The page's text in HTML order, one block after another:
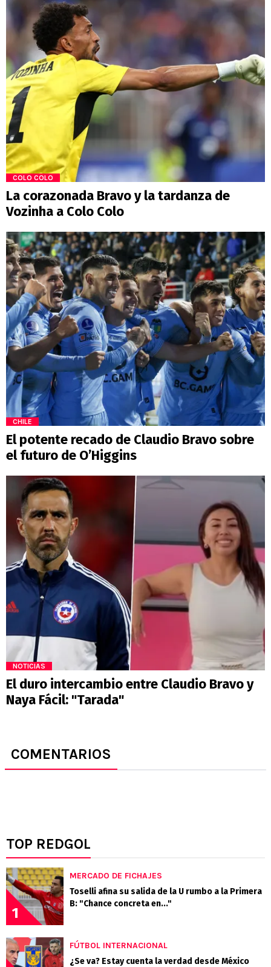
COLO COLO
La corazonada Bravo y la tardanza de
Vozinha a Colo Colo
CHILE
El potente recado de Claudio Bravo sobre
el futuro de O’Higgins
NOTICIAS
El duro intercambio entre Claudio Bravo y
Naya Fácil: "Tarada"
COMENTARIOS
TOP REDGOL
1
MERCADO DE FICHAJES
Toselli afina su salida de la U rumbo a la Primera
B: "Chance concreta en..."
FÚTBOL INTERNACIONAL
¿Se va? Estay cuenta la verdad desde México